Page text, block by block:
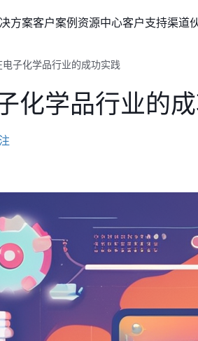
方案客户案例资源中心客户支持渠道
子化学品行业的成功实践
化学品行业的